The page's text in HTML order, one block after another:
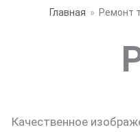
Главная Ремонт
Качественное